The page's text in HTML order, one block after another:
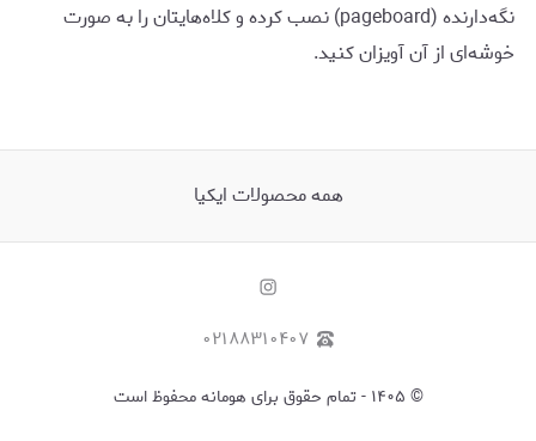
نگه‌دارنده (pageboard) نصب کرده و کلاه‌هایتان را به صورت
خوشه‌ای از آن آویزان کنید.
همه محصولات ایکیا
۰۲۱۸۸۳۱۰۴۰۷
© ۱۴۰۵ -تمام حقوق برای هومانه محفوظ است